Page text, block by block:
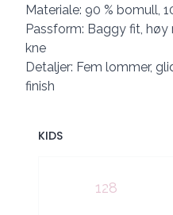
Materiale: 90 % bomull,
Passform: Baggy fit,
kne
Detaljer: Fem lommer,
finish
KIDS
128